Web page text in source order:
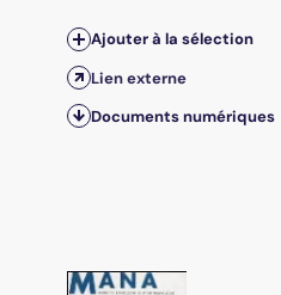
Ajouter à la sélection
Lien externe
Documents numériques